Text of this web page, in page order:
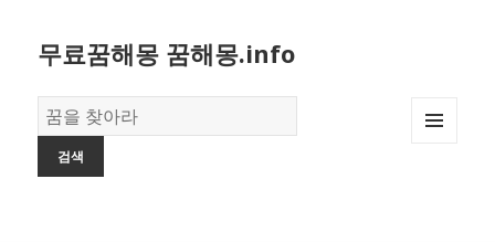
무료꿈해몽 꿈해몽.info
꿈
의